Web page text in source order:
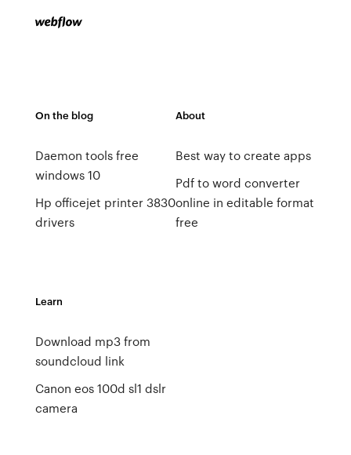
On the blog
Daemon tools free
windows 10
Hp officejet printer 3830
drivers
About
Best way to create apps
Pdf to word converter
online in editable format
free
Learn
Download mp3 from
soundcloud link
Canon eos 100d sl1 dslr
camera